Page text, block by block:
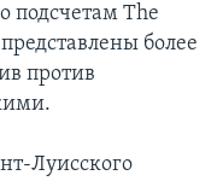
подсчетам The
более
против
Луисского